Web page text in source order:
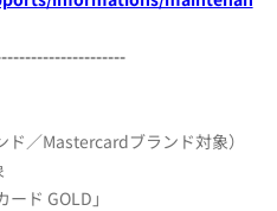
／Mastercardブランド対象）
ド GOLD」